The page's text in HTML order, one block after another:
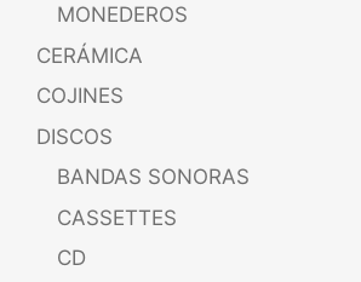
MONEDEROS
CERÁMICA
COJINES
DISCOS
BANDAS SONORAS
CASSETTES
CD